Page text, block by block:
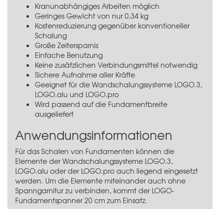
Kranunabhängiges Arbeiten möglich
Geringes Gewicht von nur 0,34 kg
Kostenreduzierung gegenüber konventioneller
Schalung
Große Zeitersparnis
Einfache Benutzung
Keine zusätzlichen Verbindungsmittel notwendig
Sichere Aufnahme aller Kräfte
Geeignet für die Wandschalungssysteme LOGO.3,
LOGO.alu und LOGO.pro
Wird passend auf die Fundamentbreite
ausgeliefert
Anwendungsinformationen
Für das Schalen von Fundamenten können die
Elemente der Wandschalungssysteme LOGO.3,
LOGO.alu oder der LOGO.pro auch liegend eingesetzt
werden. Um die Elemente miteinander auch ohne
Spanngarnitur zu verbinden, kommt der LOGO-
Fundamentspanner 20 cm zum Einsatz.